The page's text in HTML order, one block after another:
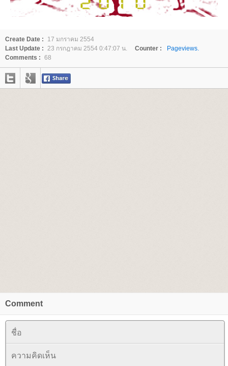
Create Date :
17 มกราคม 2554
Last Update : 23 กรกฎาคม 2554 0:47:07 น. Counter :
Pageviews.
Comments : 68
Comment